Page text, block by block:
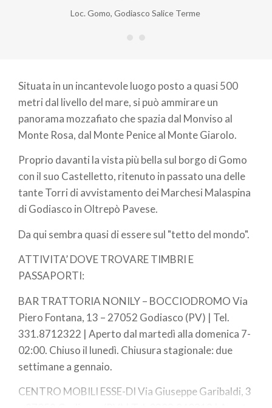
Loc. Gomo, Godiasco Salice Terme
Situata in un incantevole luogo posto a quasi 500
metri dal livello del mare, si può ammirare un
panorama mozzafiato che spazia dal Monviso al
Monte Rosa, dal Monte Penice al Monte Giarolo.
Proprio davanti la vista più bella sul borgo di Gomo
con il suo Castelletto, ritenuto in passato una delle
tante Torri di avvistamento dei Marchesi Malaspina
di Godiasco in Oltrepò Pavese.
Da qui sembra quasi di essere sul "tetto del mondo".
ATTIVITA’ DOVE TROVARE TIMBRI E
PASSAPORTI:
BAR TRATTORIA NONILY – BOCCIODROMO Via
Piero Fontana, 13 – 27052 Godiasco (PV) | Tel.
331.8712322 | Aperto dal martedì alla domenica 7-
02:00. Chiuso il lunedì. Chiusura stagionale: due
settimane a gennaio.
CENTRO MOBILI ESSE-DI Via Giuseppe Garibaldi, 3